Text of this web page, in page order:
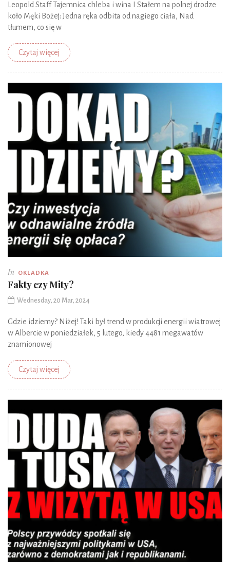
Leopold Staff Tajemnica chleba i wina I Stałem na polnej drodze
koło Męki Bożej: Jedna ręka odbita od nagiego ciała, Nad
tłumem, co się w
Czytaj więcej
In OKLADKA
Fakty czy Mity?
Wednesday, 20 Mar, 2024
Gdzie idziemy? Niżej! Taki był trend w produkcji energii wiatrowej
w Albercie w poniedziałek, 5 lutego, kiedy 4481 megawatów
znamionowej
Czytaj więcej